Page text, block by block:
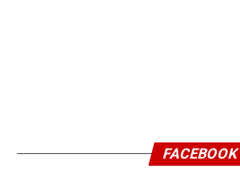
FACEBOOK